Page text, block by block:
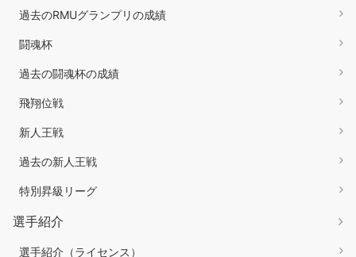
過去のRMUグランプリの成績
闘魂杯
過去の闘魂杯の成績
飛翔位戦
新人王戦
過去の新人王戦
特別昇級リーグ
選手紹介
選手紹介（ライセンス）